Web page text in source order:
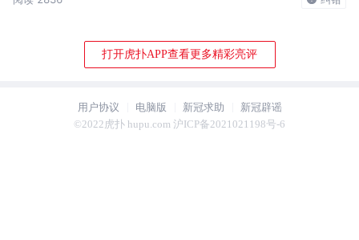
打开虎扑APP查看更多精彩亮评
用户协议 电脑版 新冠求助
新冠辟谣
©2022虎扑 hupu.com 沪ICP备2021021198号-6